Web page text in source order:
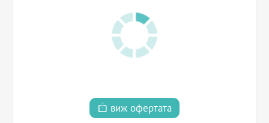
виж офертата